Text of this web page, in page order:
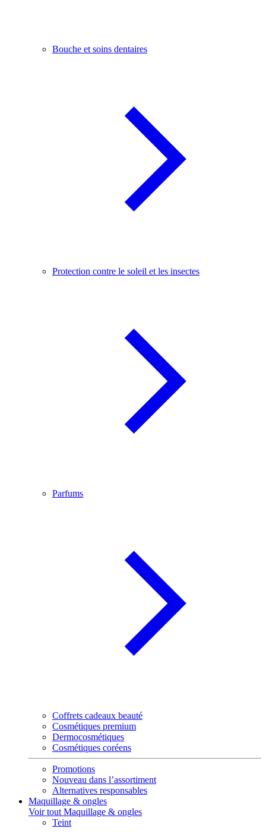
Bouche et soins dentaires
Protection contre le soleil et les insectes
Parfums
Coffrets cadeaux beauté
Cosmétiques premium
Dermocosmétiques
Cosmétiques coréens
Promotions
Nouveau dans l’assortiment
Alternatives responsables
Maquillage & ongles
Voir tout Maquillage & ongles
Teint